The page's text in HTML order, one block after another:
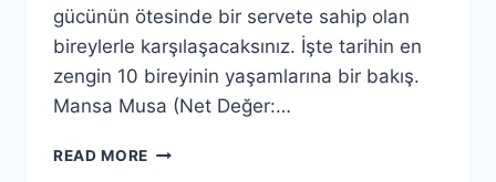
gücünün ötesinde bir servete sahip olan
bireylerle karşılaşacaksınız. İşte tarihin en
zengin 10 bireyinin yaşamlarına bir bakış.
Mansa Musa (Net Değer:…
READ MORE EN